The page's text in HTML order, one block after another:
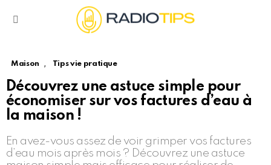
Maison , Tips vie pratique
Découvrez une astuce simple pour
économiser sur vos factures d’eau à
la maison !
En avez-vous assez de voir grimper vos factures
d’eau mois après mois ? Découvrez une astuce